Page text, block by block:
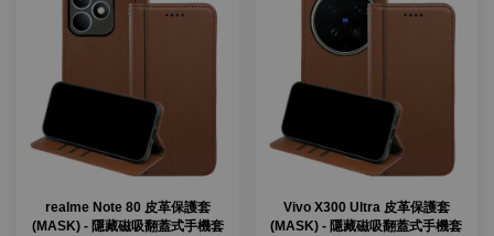
realme Note 80 皮革保護套
(MASK) - 隱藏磁吸翻蓋式手機套
Vivo X300 Ultra 皮革保護套
(MASK) - 隱藏磁吸翻蓋式手機套